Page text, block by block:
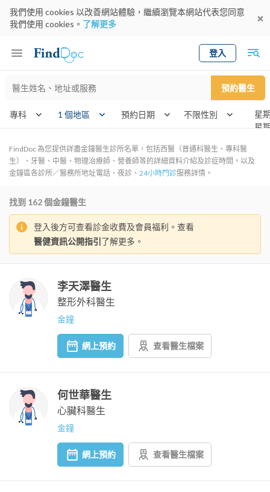
我們使用 cookies 以改善網站體驗，繼續瀏覽本網站代表您同意
我們使用 cookies。 了解更多
登入
Keyword 預約醫生
專科 1 個地區 預約日期
FindDoc 為您提供詳盡金鐘醫生診所名單，包括西醫（普通科醫生、專科醫
生）、牙醫、中醫、物理治療師、營養師等的詳細資料介紹及診症時間，以及
金鐘區各診所／醫務所地址電話、夜診、 24小時門診服務詳情。
找到 162個金鐘醫生
登入後方可查看診金收費及會員福利。查看
醫健資訊公開指引 了解更多。
李天澤醫生
整形外科醫生
金鐘
網上預約 查看醫生檔案
何世華醫生
心臟科醫生
金鐘
網上預約 查看醫生檔案